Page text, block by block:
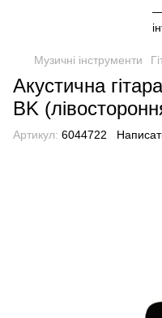
Музичні інструменти
Акустична
BK
Артикул: 6044722